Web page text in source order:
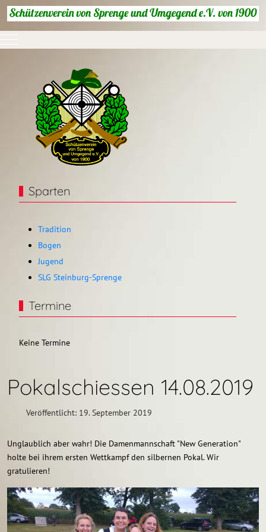
Sparten
Tradition
Bogen
Jugend
SLG Steinburg-Sprenge
Termine
Keine Termine
Pokalschiessen 14.08.2019
Veröffentlicht: 19. September 2019
Unglaublich aber wahr! Die Damenmannschaft "New Generation"
holte bei ihrem ersten Wettkampf den silbernen Pokal. Wir
gratulieren!